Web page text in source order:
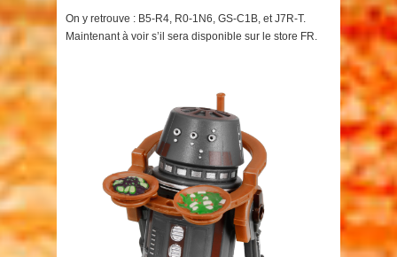
On y retrouve : B5-R4, R0-1N6, GS-C1B, et J7R-T.
Maintenant à voir s’il sera disponible sur le store FR.